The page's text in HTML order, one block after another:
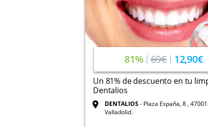
81% 69€ 12,90€
Un 81% de descuento en tu
Dentalios
DENTALIOS
Plaza España, 8 ,
Valladolid.